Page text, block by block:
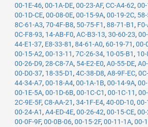
00-1E-46, 00-1A-DE, 00-23-AF, CC-A4-62, 00-
00-1D-CE, 00-08-0E, 00-15-9A, 00-19-2C,
8C-61-A3, 70-4F-B8, 50-75-F1 , 88-71-B1 ,
0C-F8-93, 14-AB-F0, AC-B3-13, 30-60-23,
44-E1-37, E8-33-81 , 84-61-A0, 60-19-71 , 00-
00-15-A2, 00-13-11 , 7C-26-34, 10-05-B1 ,
00-26-D9, 28-C8-7A, 54-E2-E0, A0-55-DE,
00-D0-37, 18-35-D1 , 4C-38-D8, A8-9F-EC,
44-34-A7, 00-18-A4, 00-1A-1B, 00-14-9A,
00-1E-5A, 00-1D-6B, 00-1C-C1 , 00-1C-11 ,
2C-9E-5F, C8-AA-21 , 34-1F-E4, 40-0D-10, 00-
00-24-A1 , A4-ED-4E, 00-26-42, 00-15-CE,
00-0F-9F, 00-0B-06, 00-15-2F, 00-11-1A, 00-